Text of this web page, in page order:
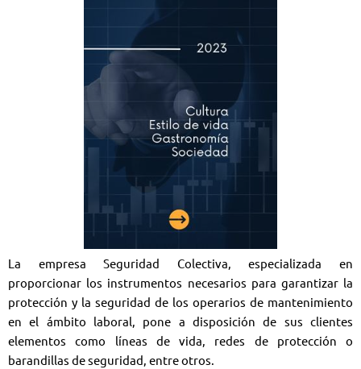
La empresa Seguridad Colectiva, especializada en
proporcionar los instrumentos necesarios para garantizar la
protección y la seguridad de los operarios de mantenimiento
en el ámbito laboral, pone a disposición de sus clientes
elementos como líneas de vida, redes de protección o
barandillas de seguridad, entre otros.